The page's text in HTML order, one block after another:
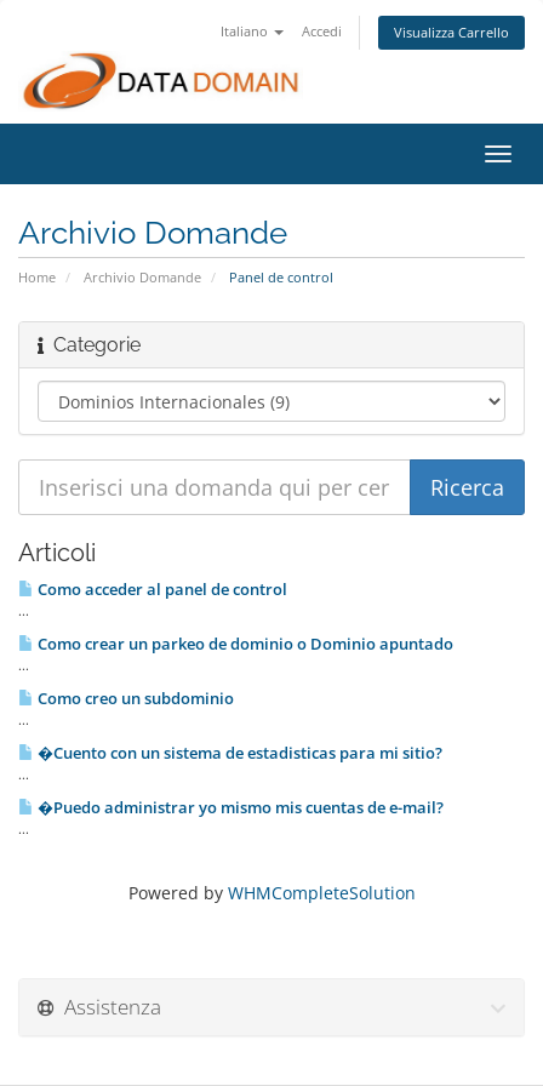
Italiano Accedi Visualizza Carrello
Attiva
Archivio Domande
Home Archivio Domande Panel de control
Categorie
Articoli
Como acceder al panel de control
...
Como crear un parkeo de dominio o Dominio apuntado
...
Como creo un subdominio
...
�Cuento con un sistema de estadisticas para mi sitio?
...
�Puedo administrar yo mismo mis cuentas de e-mail?
...
Powered by WHMCompleteSolution
Assistenza